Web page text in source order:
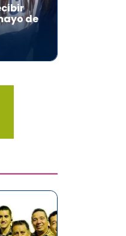
de